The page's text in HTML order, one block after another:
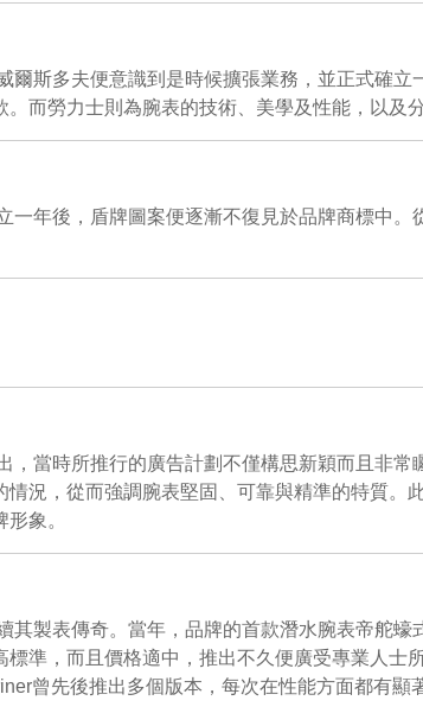
爾斯多夫便意識到是時候擴張業務，並正式確
而勞力士則為腕表的技術、美學及性能，以及
一年後，盾牌圖案便逐漸不復見於品牌商標中
，當時所推行的廣告計劃不僅構思新穎而且非
況，從而強調腕表堅固、可靠與精準的特質
象。
其製表傳奇。當年，品牌的首款潛水腕表帝舵
準，而且價格適中，推出不久便廣受專業人
曾先後推出多個版本，每次在性能方面都有